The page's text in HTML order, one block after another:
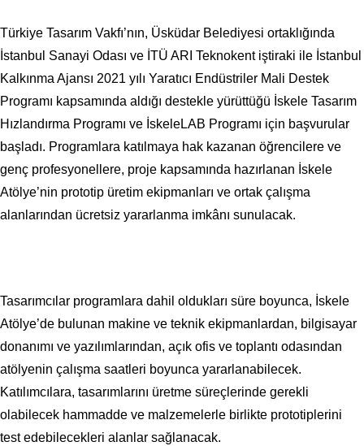
Türkiye Tasarım Vakfı’nın, Üsküdar Belediyesi ortaklığında
İstanbul Sanayi Odası ve İTÜ ARI Teknokent iştiraki ile İstanbul
Kalkınma Ajansı 2021 yılı Yaratıcı Endüstriler Mali Destek
Programı kapsamında aldığı destekle yürüttüğü İskele Tasarım
Hızlandırma Programı ve İskeleLAB Programı için başvurular
başladı. Programlara katılmaya hak kazanan öğrencilere ve
genç profesyonellere, proje kapsamında hazırlanan İskele
Atölye’nin prototip üretim ekipmanları ve ortak çalışma
alanlarından ücretsiz yararlanma imkânı sunulacak.
Tasarımcılar programlara dahil oldukları süre boyunca, İskele
Atölye’de bulunan makine ve teknik ekipmanlardan, bilgisayar
donanımı ve yazılımlarından, açık ofis ve toplantı odasından
atölyenin çalışma saatleri boyunca yararlanabilecek.
Katılımcılara, tasarımlarını üretme süreçlerinde gerekli
olabilecek hammadde ve malzemelerle birlikte prototiplerini
test edebilecekleri alanlar sağlanacak.